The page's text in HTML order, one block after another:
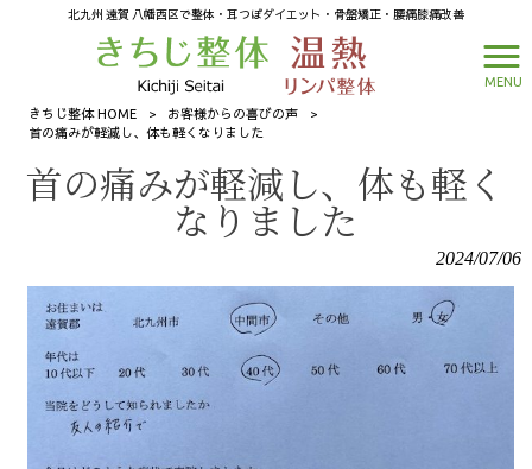
北九州 遠賀 八幡西区で整体・耳つぼダイエット・骨盤矯正・腰痛膝痛改善
MENU
きちじ整体 HOME > お客様からの喜びの声
>
首の痛みが軽減し、体も軽くなりました
首の痛みが軽減し、体も軽く
なりました
2024/07/06